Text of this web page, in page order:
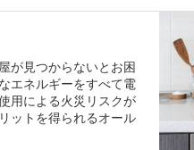
が見つからないとお困
エネルギーをすべて電
用による火災リスクが
ットを得られるオール